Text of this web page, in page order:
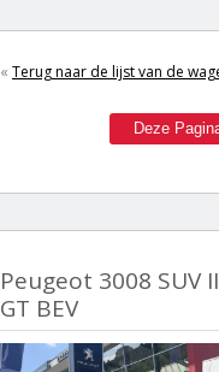
« Terug naar de lijst van de
Deze
Peugeot 3008 SUV
GT BEV